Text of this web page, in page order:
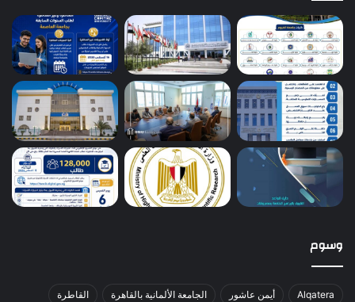
وسوم
Alqatera أيمن عاشور الجامعة الألمانية بالقاهرة القاطرة